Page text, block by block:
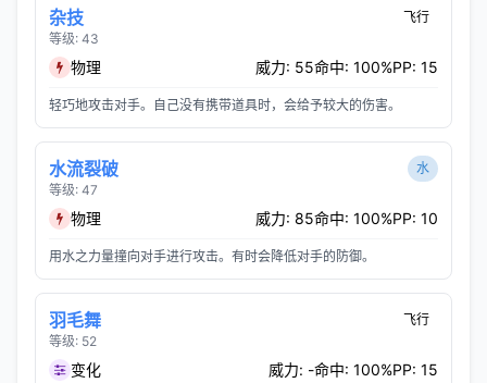
杂技
等级: 43
飞行
物理 威力: 55命中: 100%PP: 15
轻巧地攻击对手。自己没有携带道具时，会给予较大的伤害。
水流裂破
等级: 47
水
物理 威力: 85命中: 100%PP: 10
用水之力量撞向对手进行攻击。有时会降低对手的防御。
羽毛舞
等级: 52
飞行
变化 威力: -命中: 100%PP: 15